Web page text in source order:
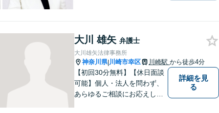
ております。
大川 雄矢 弁護士
大川雄矢法律事務所
神奈川県|川崎市幸区 川崎駅 から徒歩4分
【初回30分無料】【休日面談
可能】個人・法人を問わず、
あらゆるご相談にお応えしま
詳細を見
る